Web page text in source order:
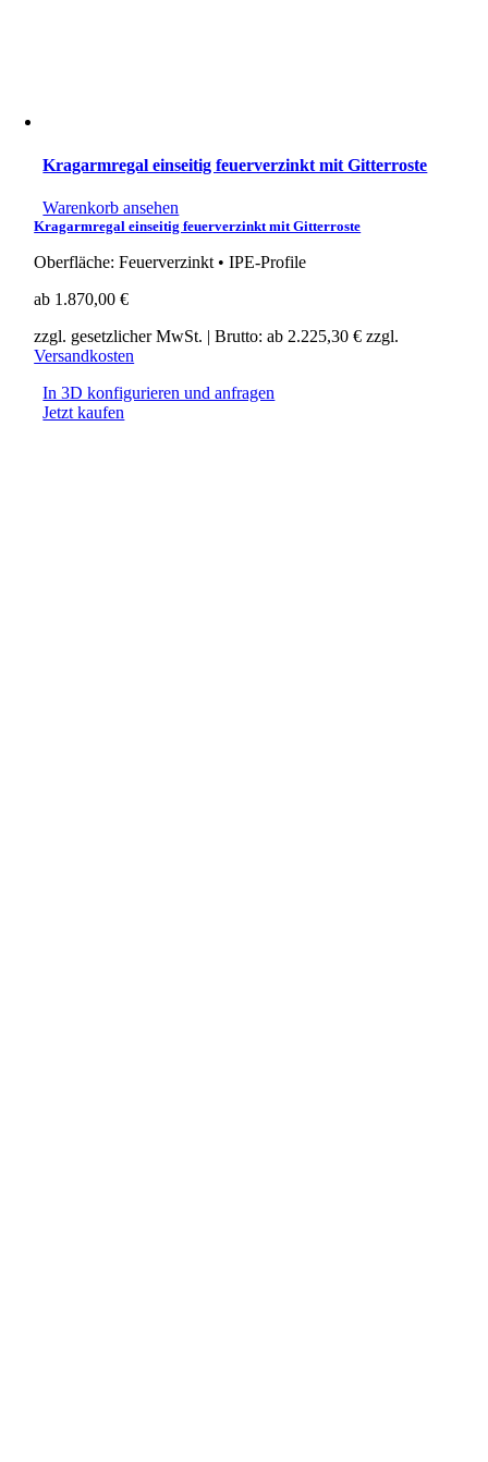
Kragarmregal einseitig feuerverzinkt mit Gitterroste
Warenkorb ansehen
Kragarmregal einseitig feuerverzinkt mit Gitterroste
Oberfläche: Feuerverzinkt • IPE-Profile
ab 1.870,00€
zzgl. gesetzlicher MwSt. | Brutto: ab 2.225,30€ zzgl.
Versandkosten
In 3D konfigurieren und anfragen
Jetzt kaufen